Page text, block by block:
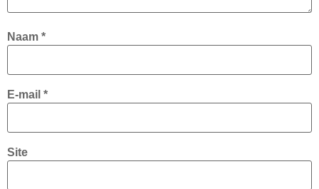
Naam *
E-mail *
Site